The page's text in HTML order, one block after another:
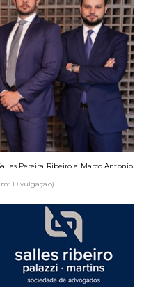
Pereira Ribeiro e Marco Antonio
Divulgação)